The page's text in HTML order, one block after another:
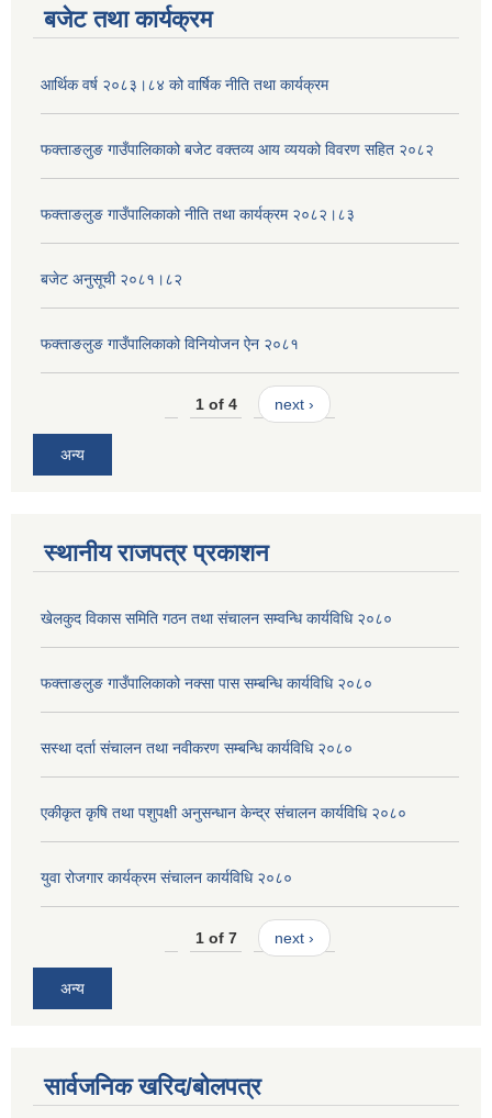
बजेट तथा कार्यक्रम
आर्थिक वर्ष २०८३।८४ को वार्षिक नीति तथा कार्यक्रम
फक्ताङलुङ गाउँपालिकाको बजेट वक्तव्य आय व्ययको विवरण सहित २०८२
फक्ताङलुङ गाउँपालिकाको नीति तथा कार्यक्रम २०८२।८३
बजेट अनुसूची २०८१।८२
फक्ताङलुङ गाउँपालिकाको विनियोजन ऐन २०८१
1 of 4 next ›
अन्य
स्थानीय राजपत्र प्रकाशन
खेलकुद विकास समिति गठन तथा संचालन सम्वन्धि कार्यविधि २०८०
फक्ताङलुङ गाउँपालिकाको नक्सा पास सम्बन्धि कार्यविधि २०८०
सस्था दर्ता संचालन तथा नवीकरण सम्बन्धि कार्यविधि २०८०
एकीकृत कृषि तथा पशुपक्षी अनुसन्धान केन्द्र संचालन कार्यविधि २०८०
युवा रोजगार कार्यक्रम संचालन कार्यविधि २०८०
1 of 7 next ›
अन्य
सार्वजनिक खरिद/बोलपत्र